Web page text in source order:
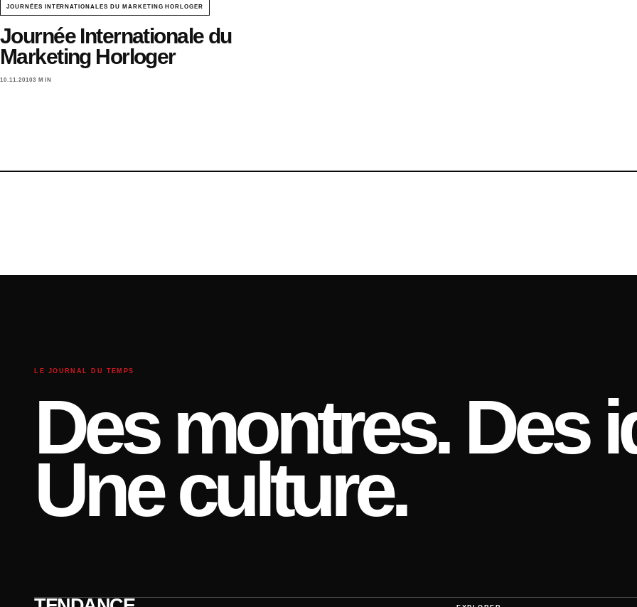
JOURNÉES INTERNATIONALES DU MARKETING HORLOGER
Journée Internationale du
Marketing Horloger
10.11.20103 MIN
LE JOURNAL DU TEMPS
Des montres. Des
Une culture.